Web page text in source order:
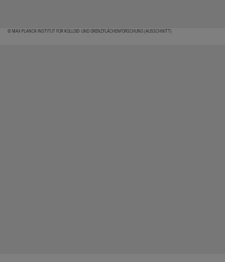
© MAX-PLANCK-INSTITUT FÜR KOLLOID- UND GRENZFLÄCHENFORSCHUNG (AUSSCHNITT)